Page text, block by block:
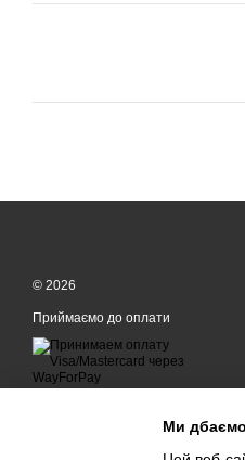
© 2026
Приймаємо до оплати
Ми дбаємо